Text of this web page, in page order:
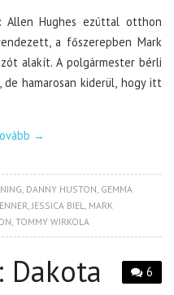
Allen Hughes ezúttal otthon
a főszerepben Mark
alakít. A polgármester bérli
hamarosan kiderül, hogy itt
→
, DANNY HUSTON, GEMMA
,JESSICA BIEL, MARK
,TOMMY WIRKOLA
6
Dakota